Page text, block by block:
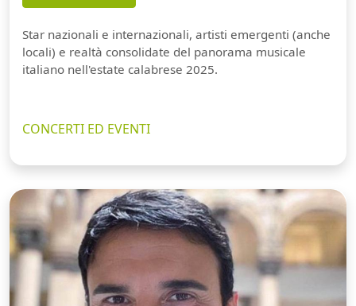
Star nazionali e internazionali, artisti emergenti (anche
locali) e realtà consolidate del panorama musicale
italiano nell'estate calabrese 2025.
CONCERTI ED EVENTI